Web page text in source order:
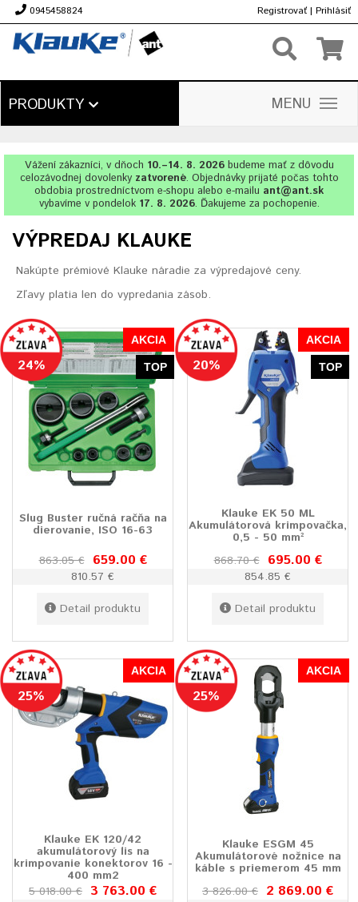
0945458824 Registrovať | Prihlásiť
PRODUKTY MENU
Vážení zákazníci, v dňoch 10.–14. 8. 2026budeme mať z dôvodu
celozávodnej dovolenkyzatvorené. Objednávky prijaté počas tohto
obdobia prostredníctvom e-shopu alebo e-mailu ant@ant.sk
vybavíme v pondelok 17. 8. 2026. Ďakujeme za pochopenie.
VÝPREDAJ KLAUKE
Nakúpte prémiové Klauke náradie za výpredajové ceny.
Zľavy platia len do vypredania zásob.
24%
AKCIA
TOP
Slug Buster ručná račňa na
dierovanie, ISO 16-63
863.05 € 659.00 €
810.57 €
Detail produktu
20%
AKCIA
TOP
Klauke EK 50 ML
Akumulátorová krimpovačka,
0,5 - 50 mm²
868.70 € 695.00 €
854.85 €
Detail produktu
25%
AKCIA
Klauke EK 120/42
akumulátorový lis na
krimpovanie konektorov 16 -
400 mm2
5 018.00 € 3 763.00 €
25%
AKCIA
Klauke ESGM 45
Akumulátorové nožnice na
káble s priemerom 45 mm
3 826.00 € 2 869.00 €